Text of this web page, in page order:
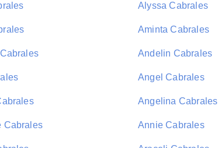
Alyssa Cabrales
Aminta Cabrales
Andelin Cabrales
Angel Cabrales
Angelina Cabrales
Cabrales Annie Cabrales